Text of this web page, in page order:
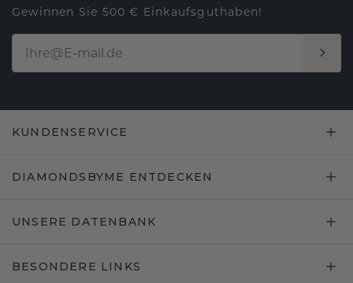
Gewinnen Sie 500 € Einkaufsguthaben!
KUNDENSERVICE
DIAMONDSBYME ENTDECKEN
UNSERE DATENBANK
BESONDERE LINKS